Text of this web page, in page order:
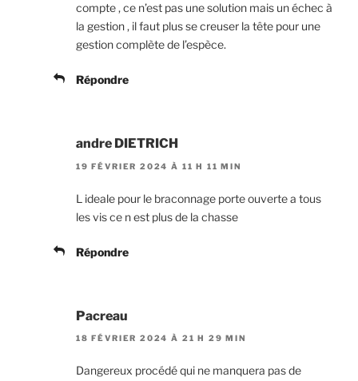
compte , ce n’est pas une solution mais un échec à
la gestion , il faut plus se creuser la tête pour une
gestion complète de l’espèce.
Répondre
andre DIETRICH
19 FÉVRIER 2024 À 11 H 11 MIN
L ideale pour le braconnage porte ouverte a tous
les vis ce n est plus de la chasse
Répondre
Pacreau
18 FÉVRIER 2024 À 21 H 29 MIN
Dangereux procédé qui ne manquera pas de